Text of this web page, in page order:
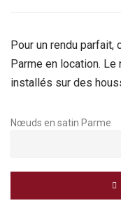
Pour un rendu
Parme en location.
installés sur des
Nœuds en satin Parme